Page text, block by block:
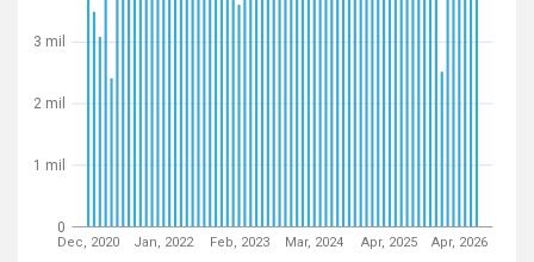
Dec, 2020 Jan, 2022 Feb, 2023 Mar, 2024 Apr, 2025 Apr, 2026
0
1 mil
2 mil
3 mil